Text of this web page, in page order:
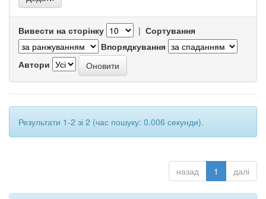
Вивести на сторінку | Сортування
Впорядкування
Автори
Результати 1-2 зі 2 (час пошуку: 0.006 секунди).
назад 1 далі